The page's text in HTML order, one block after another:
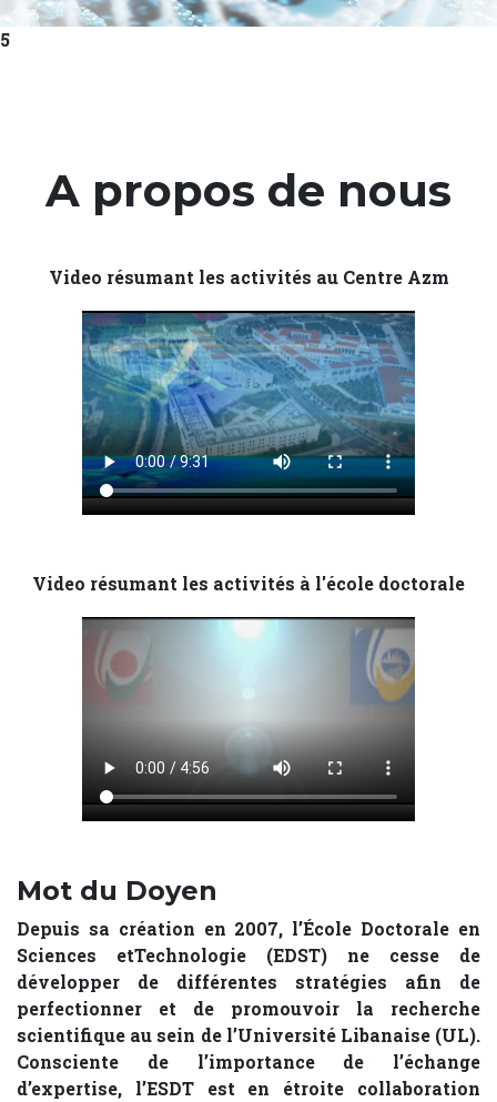
5
A propos de nous
Video résumant les activités au Centre Azm
Video résumant les activités à l'école doctorale
Mot du Doyen
Depuis sa création en 2007, l’École Doctorale en
Sciences etTechnologie (EDST) ne cesse de
développer de différentes stratégies afin de
perfectionner et de promouvoir la recherche
scientifique au sein de l’Université Libanaise (UL).
Consciente de l’importance de l’échange
d’expertise, l’ESDT est en étroite collaboration